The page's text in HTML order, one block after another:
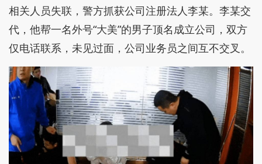
相关人员失联，警方抓获公司注册法人李某。李某交
代，他帮一名外号“大美”的男子顶名成立公司，双方
仅电话联系，未见过面，公司业务员之间互不交叉。